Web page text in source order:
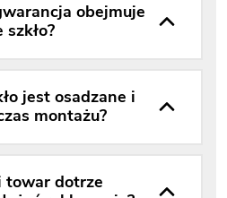
obejmuje
jest osadzane i
montażu?
towar dotrze